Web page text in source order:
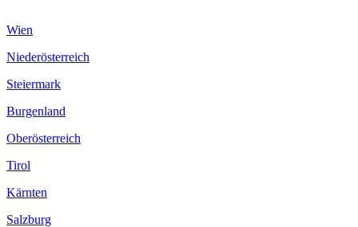
Wien
Niederösterreich
Steiermark
Burgenland
Oberösterreich
Tirol
Kärnten
Salzburg